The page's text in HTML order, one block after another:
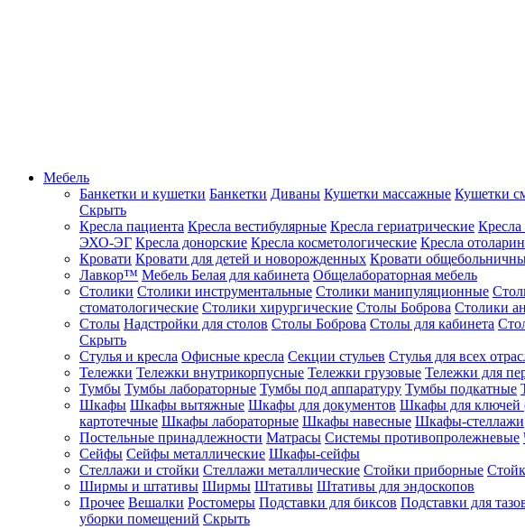
Мебель
Банкетки и кушетки Банкетки Диваны Кушетки массажные Кушетки
Скрыть
Кресла пациента Кресла вестибулярные Кресла гериатрические Кресла
ЭХО-ЭГ Кресла донорские Кресла косметологические Кресла
Кровати Кровати для детей и новорожденных Кровати
Лавкор™ Мебель Белая для кабинета Общелабораторная мебель
Столики Столики инструментальные Столики манипуляционные
стоматологические Столики хирургические Столы Боброва Столики
Столы Надстройки для столов Столы Боброва Столы для кабинета
Скрыть
Стулья и кресла Офисные кресла Секции стульев Стулья для всех
Тележки Тележки внутрикорпусные Тележки грузовые Тележки для
Тумбы Тумбы лабораторные Тумбы под аппаратуру Тумбы подкатные
Шкафы Шкафы вытяжные Шкафы для документов Шкафы для ключей
картотечные Шкафы лабораторные Шкафы навесные Шкафы-стеллажи
Постельные принадлежности Матрасы Системы противопролежневые
Сейфы Сейфы металлические Шкафы-сейфы
Стеллажи и стойки Стеллажи металлические Стойки приборные
Ширмы и штативы Ширмы Штативы Штативы для эндоскопов
Прочее Вешалки Ростомеры Подставки для биксов Подставки для
уборки помещений Скрыть